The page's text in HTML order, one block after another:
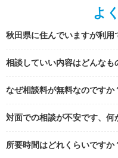
よ
秋田県に住んでいますが利用
相談していい内容はどんなも
なぜ相談料が無料なのですか
対面での相談が不安です、何
所要時間はどれくらいですか